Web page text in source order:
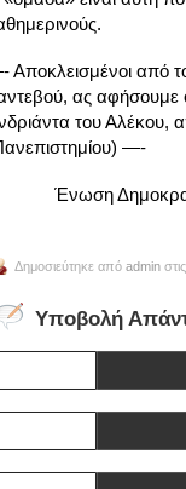
Αποκλεισμένοι από
ας αφήσουμε
του Αλέκου,
—-
Ένωση
Δημοσιεύτηκε από admin
Υποβολή